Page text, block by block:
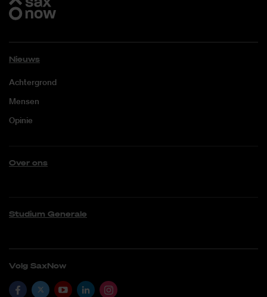
Nieuws
Achtergrond
Mensen
Opinie
Over ons
Studium Generale
Volg SaxNow